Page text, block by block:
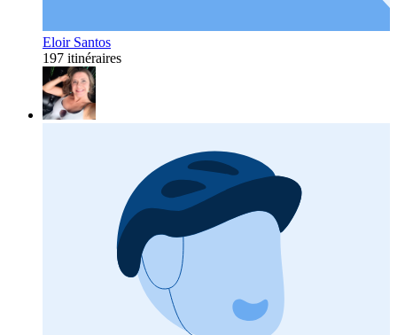
Eloir Santos
197 itinéraires